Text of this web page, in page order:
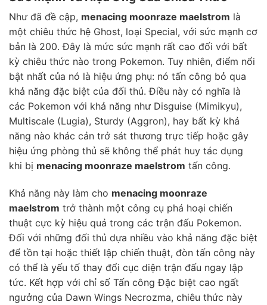
Như đã đề cập, menacing moonraze maelstrom là
một chiêu thức hệ Ghost, loại Special, với sức mạnh cơ
bản là 200. Đây là mức sức mạnh rất cao đối với bất
kỳ chiêu thức nào trong Pokemon. Tuy nhiên, điểm nổi
bật nhất của nó là hiệu ứng phụ: nó tấn công bỏ qua
khả năng đặc biệt của đối thủ. Điều này có nghĩa là
các Pokemon với khả năng như Disguise (Mimikyu),
Multiscale (Lugia), Sturdy (Aggron), hay bất kỳ khả
năng nào khác cản trở sát thương trực tiếp hoặc gây
hiệu ứng phòng thủ sẽ không thể phát huy tác dụng
khi bị menacing moonraze maelstrom tấn công.
Khả năng này làm cho menacing moonraze
maelstrom trở thành một công cụ phá hoại chiến
thuật cực kỳ hiệu quả trong các trận đấu Pokemon.
Đối với những đối thủ dựa nhiều vào khả năng đặc biệt
để tồn tại hoặc thiết lập chiến thuật, đòn tấn công này
có thể là yếu tố thay đổi cục diện trận đấu ngay lập
tức. Kết hợp với chỉ số Tấn công Đặc biệt cao ngất
ngưởng của Dawn Wings Necrozma, chiêu thức này